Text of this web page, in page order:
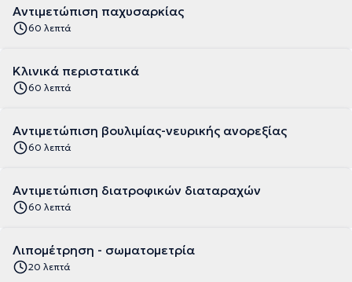
Αντιμετώπιση παχυσαρκίας
60 λεπτά
Κλινικά περιστατικά
60 λεπτά
Αντιμετώπιση βουλιμίας-νευρικής ανορεξίας
60 λεπτά
Αντιμετώπιση διατροφικών διαταραχών
60 λεπτά
Λιπομέτρηση - σωματομετρία
20 λεπτά